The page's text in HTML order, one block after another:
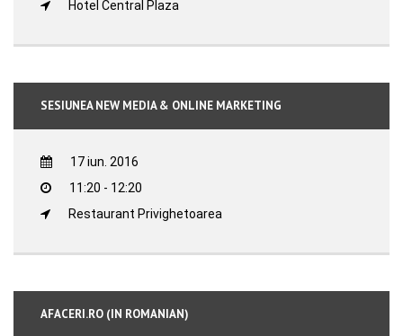
Hotel Central Plaza
SESIUNEA NEW MEDIA & ONLINE MARKETING
17 iun. 2016
11:20 - 12:20
Restaurant Privighetoarea
AFACERI.RO (IN ROMANIAN)